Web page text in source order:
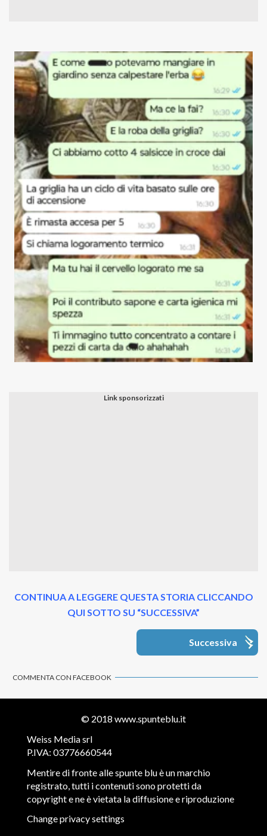
CONTINUA A LEGGERE QUESTA STORIA CLICCANDO
QUI SOTTO SU “SUCCESSIVA”
Successiva
COMMENTA CON FACEBOOK
© 2018 www.spunteblu.it
Weiss Media srl
P.IVA: 03776660544
Mentire di fronte alle spunte blu è un marchio
registrato, tutti i contenuti sono protetti da
copyright e ne è vietata la diffusione e riproduzione
Change privacy settings